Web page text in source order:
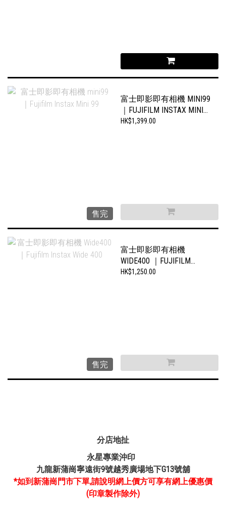
售完
富士即影即有相機 MINI99
｜FUJIFILM INSTAX MINI
99
HK$1,399.00
售完
富士即影即有相機
WIDE400 ｜FUJIFILM
INSTAX WIDE 400
HK$1,250.00
分店地扯
永星專業沖印
九龍新蒲崗寧遠街9號越秀廣場地下G13號舖
*如到新蒲崗門市下單,請說明網上價方可享有網上優惠價
(印章製作除外)